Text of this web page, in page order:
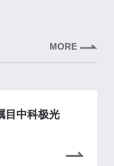
MORE
目中科极光